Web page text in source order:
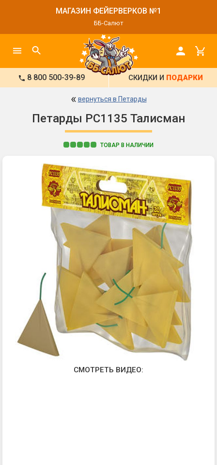
МАГАЗИН ФЕЙЕРВЕРКОВ №1
ББ-Салют
8 800 500-39-89 СКИДКИ И ПОДАРКИ
« вернуться в Петарды
Петарды РС1135 Талисман
ТОВАР В НАЛИЧИИ
СМОТРЕТЬ ВИДЕО: